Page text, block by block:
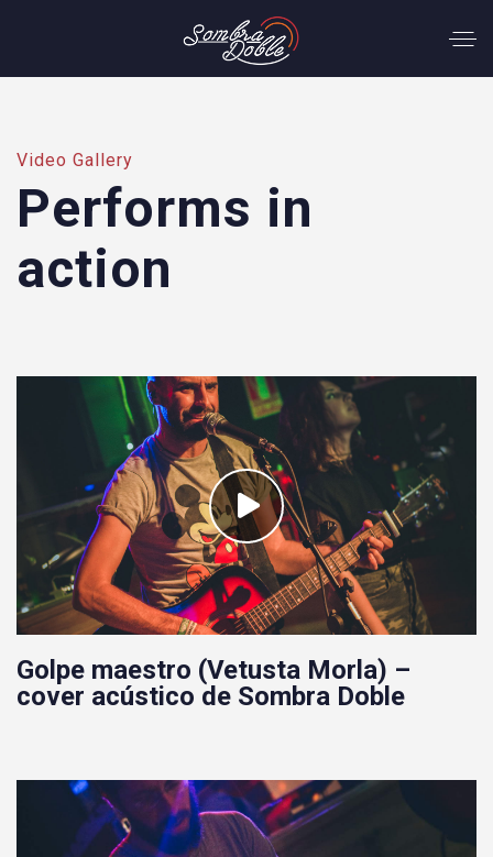
Video Gallery
Performs in
action
Golpe maestro (Vetusta Morla) –
cover acústico de Sombra Doble